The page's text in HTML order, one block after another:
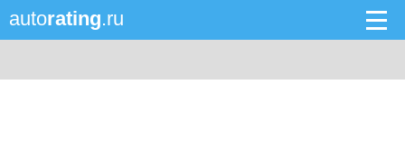
autorating.ru